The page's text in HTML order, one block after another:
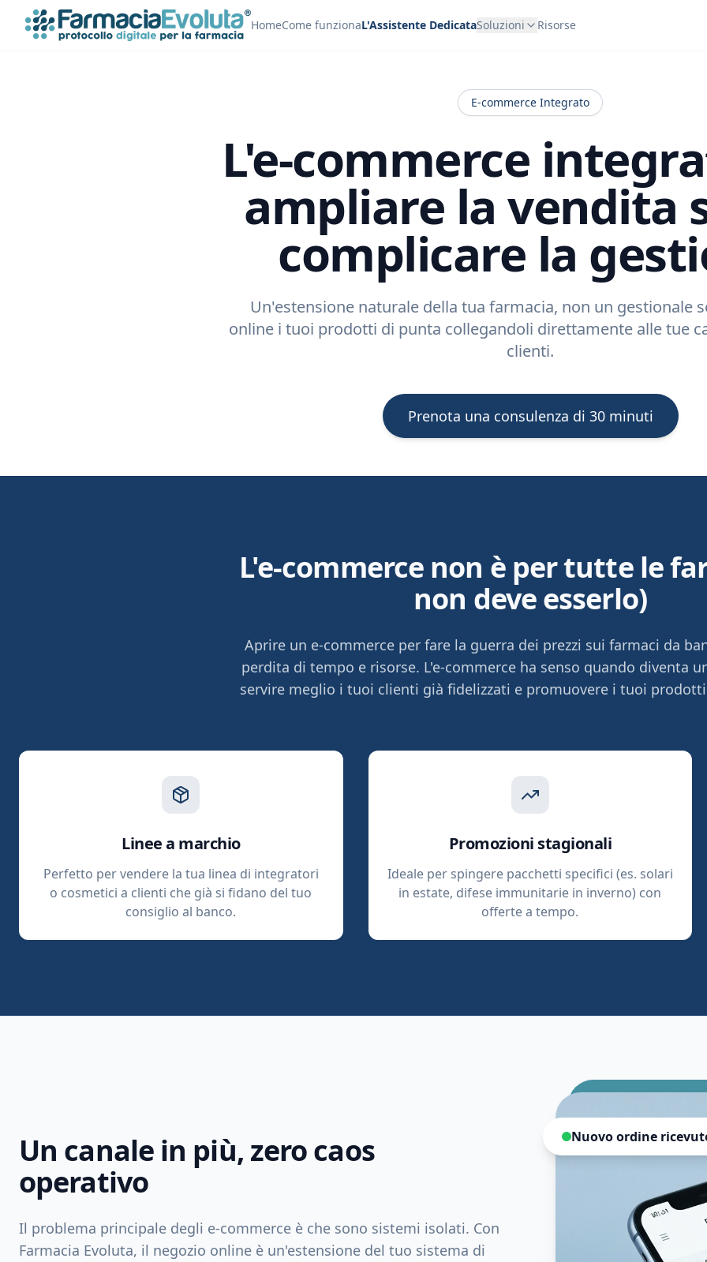
HomeCome funzionaL'Assistente DedicataSoluzioni Risorse
E-commerce Integrato
L'e-commerce
ampliare la vendita
complicare la
Un'estensione naturale della tua farmacia, non un gestionale
online i tuoi prodotti di punta collegandoli direttamente alle tue
clienti.
Prenota una consulenza di 30 minuti
L'e-commerce non è per tutte le
non deve esserlo)
Aprire un e-commerce per fare la guerra dei prezzi sui farmaci da
perdita di tempo e risorse. L'e-commerce ha senso quando diventa
servire meglio i tuoi clienti già fidelizzati e promuovere i tuoi
Linee a marchio
Perfetto per vendere la tua linea di integratori
o cosmetici a clienti che già si fidano del tuo
consiglio al banco.
Promozioni stagionali
Ideale per spingere pacchetti specifici (es. solari
in estate, difese immunitarie in inverno) con
offerte a tempo.
Un canale in più, zero caos
operativo
Il problema principale degli e-commerce è che sono sistemi isolati. Con
Farmacia Evoluta, il negozio online è un'estensione del tuo sistema di
Nuovo ordine